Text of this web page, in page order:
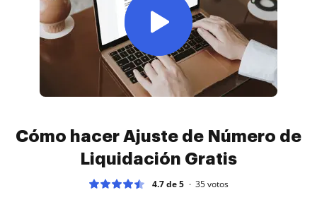
Cómo hacer Ajuste de Número de
Liquidación Gratis
4.7 de 5 35votos